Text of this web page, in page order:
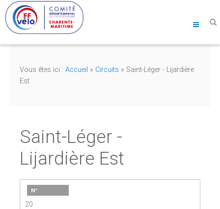
Vous êtes ici : Accueil » Circuits » Saint-Léger - Lijardière
Est
Saint-Léger -
Lijardière Est
Nº
20